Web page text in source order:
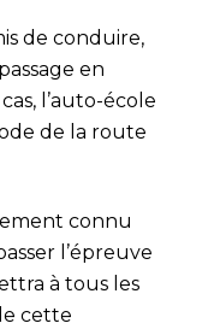
de conduire,
en
l’auto-école
de la route
connu
l’épreuve
à tous les
cette